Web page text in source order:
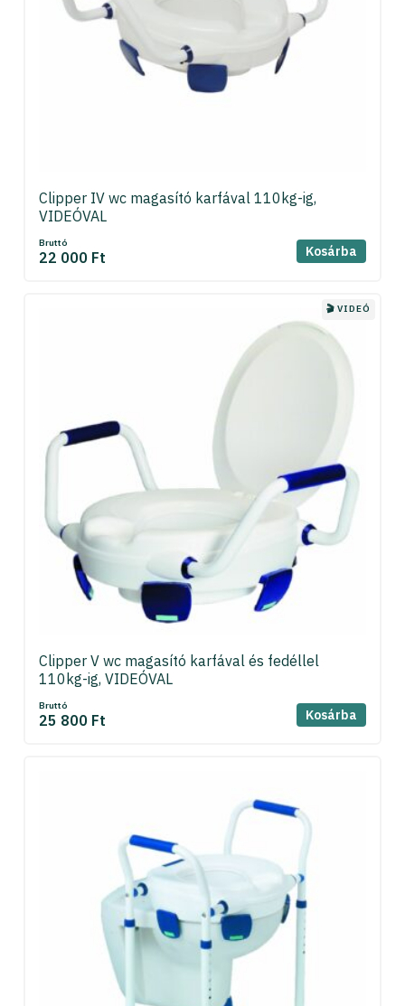
Clipper IV wc magasító karfával 110kg-ig,
VIDEÓVAL
Bruttó
22 000 Ft Kosárba
🎬 VIDEÓ
Clipper V wc magasító karfával és fedéllel
110kg-ig, VIDEÓVAL
Bruttó
25 800 Ft Kosárba